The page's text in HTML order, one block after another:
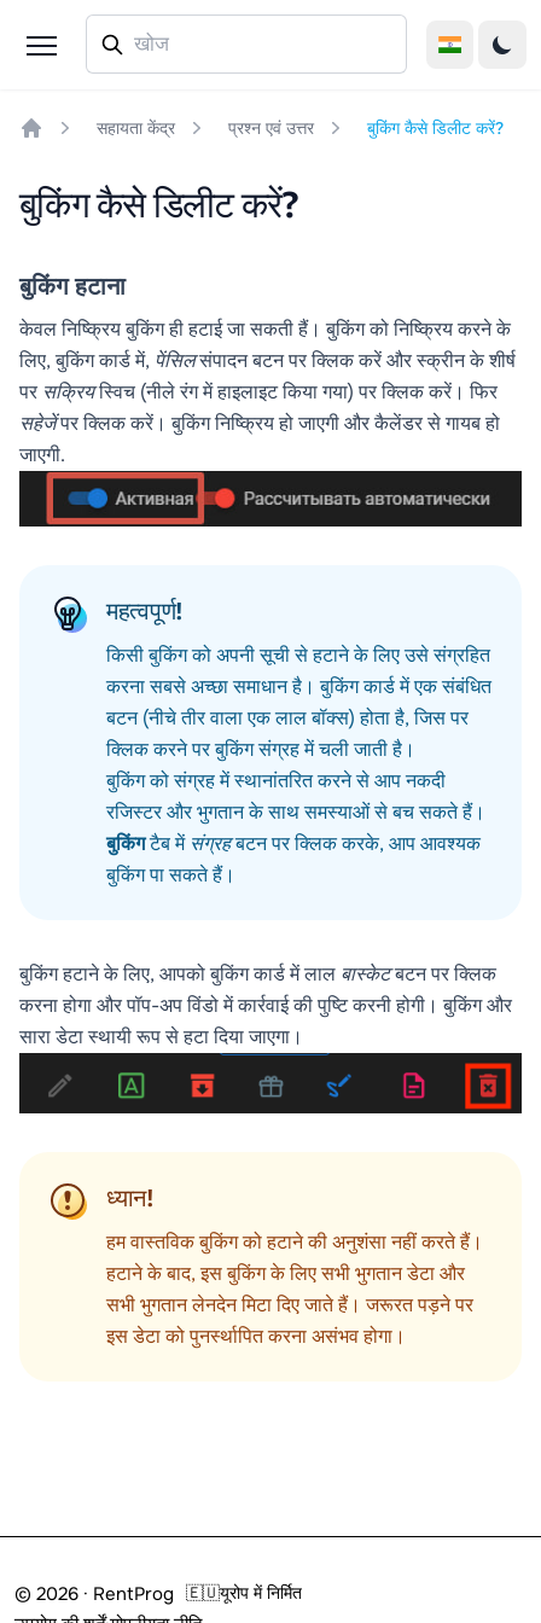
सहायता केंद्र प्रश्न एवं उत्तर बुकिंग कैसे डिलीट करें?
बुकिंग कैसे डिलीट करें?
बुकिंग हटाना
केवल निष्क्रिय बुकिंग ही हटाई जा सकती हैं। बुकिंग को निष्क्रिय करने के
लिए, बुकिंग कार्ड में, पेंसिलसंपादन बटन पर क्लिक करें और स्क्रीन के शीर्ष
पर सक्रियस्विच (नीले रंग में हाइलाइट किया गया) पर क्लिक करें। फिर
सहेजेंपर क्लिक करें। बुकिंग निष्क्रिय हो जाएगी और कैलेंडर से गायब हो
जाएगी.
महत्वपूर्ण!
किसी बुकिंग को अपनी सूची से हटाने के लिए उसे संग्रहित
करना सबसे अच्छा समाधान है। बुकिंग कार्ड में एक संबंधित
बटन (नीचे तीर वाला एक लाल बॉक्स) होता है, जिस पर
क्लिक करने पर बुकिंग संग्रह में चली जाती है।
बुकिंग को संग्रह में स्थानांतरित करने से आप नकदी
रजिस्टर और भुगतान के साथ समस्याओं से बच सकते हैं।
बुकिंगटैब में संग्रहबटन पर क्लिक करके, आप आवश्यक
बुकिंग पा सकते हैं।
बुकिंग हटाने के लिए, आपको बुकिंग कार्ड में लाल बास्केटबटन पर क्लिक
करना होगा और पॉप-अप विंडो में कार्रवाई की पुष्टि करनी होगी। बुकिंग और
सारा डेटा स्थायी रूप से हटा दिया जाएगा।
ध्यान!
हम वास्तविक बुकिंग को हटाने की अनुशंसा नहीं करते हैं।
हटाने के बाद, इस बुकिंग के लिए सभी भुगतान डेटा और
सभी भुगतान लेनदेन मिटा दिए जाते हैं। जरूरत पड़ने पर
इस डेटा को पुनर्स्थापित करना असंभव होगा।
© 2026 · RentProg 🇪🇺यूरोप में निर्मित